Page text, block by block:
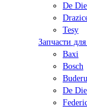
De
Tesy
Запчасти
Baxi
Bosch
De